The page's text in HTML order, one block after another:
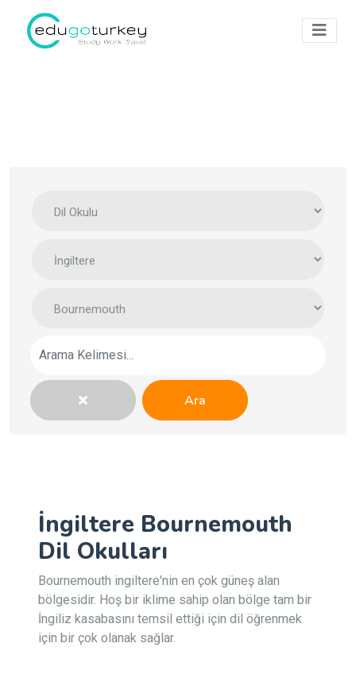
Ara
İngiltere Bournemouth
Dil Okulları
Bournemouth ingiltere'nin en çok güneş alan
bölgesidir. Hoş bir iklime sahip olan bölge tam bir
İngiliz kasabasını temsil ettiği için dil öğrenmek
için bir çok olanak sağlar.